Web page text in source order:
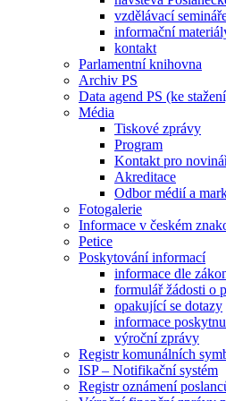
vzdělávací
informační
kontakt
Parlamentní knihovna
Archiv PS
Data agend PS (ke
Média
Tiskové zprávy
Program
Kontakt pro
Akreditace
Odbor médií a
Fotogalerie
Informace v českém
Petice
Poskytování informací
informace dle
formulář žádosti o
opakující se dotazy
informace
výroční zprávy
Registr komunálních
ISP – Notifikační systém
Registr oznámení